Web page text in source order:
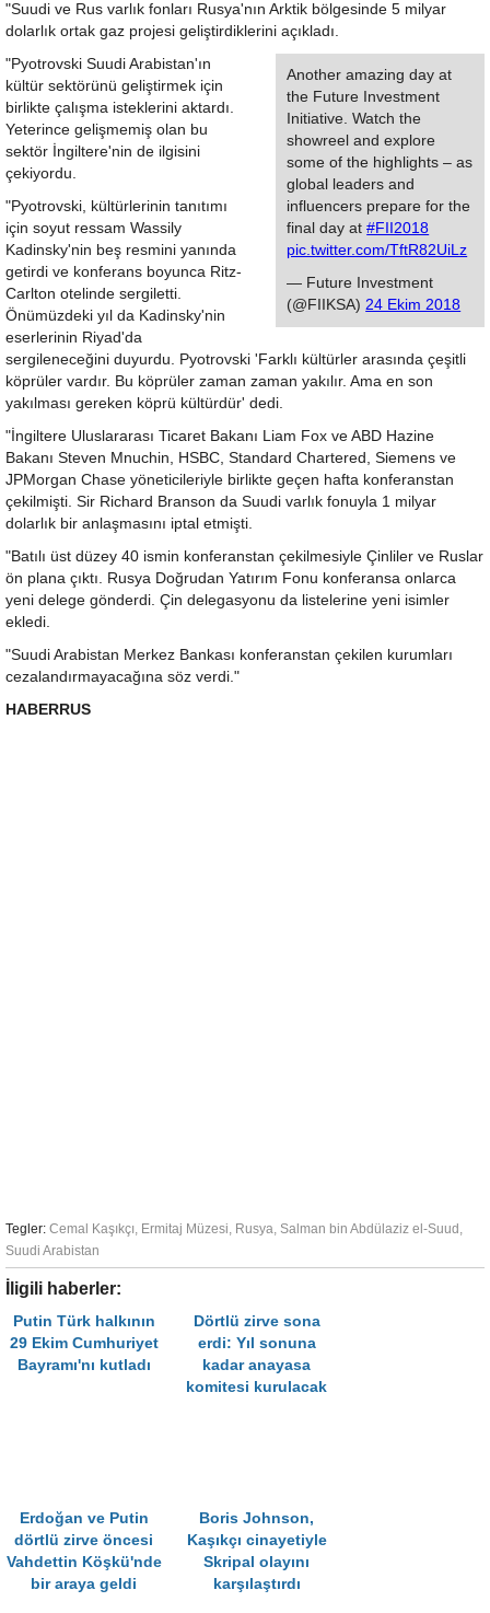
"Suudi ve Rus varlık fonları Rusya'nın Arktik bölgesinde 5 milyar
dolarlık ortak gaz projesi geliştirdiklerini açıkladı.
Another amazing day at
the Future Investment
Initiative. Watch the
showreel and explore
some of the highlights – as
global leaders and
influencers prepare for the
final day at#FII2018
pic.twitter.com/TftR82UiLz
— Future Investment
(@FIIKSA)24 Ekim 2018
"Pyotrovski Suudi Arabistan'ın
kültür sektörünü geliştirmek için
birlikte çalışma isteklerini aktardı.
Yeterince gelişmemiş olan bu
sektör İngiltere'nin de ilgisini
çekiyordu.
"Pyotrovski, kültürlerinin tanıtımı
için soyut ressam Wassily
Kadinsky'nin beş resmini yanında
getirdi ve konferans boyunca Ritz-
Carlton otelinde sergiletti.
Önümüzdeki yıl da Kadinsky'nin
eserlerinin Riyad'da
sergileneceğini duyurdu. Pyotrovski 'Farklı kültürler arasında çeşitli
köprüler vardır. Bu köprüler zaman zaman yakılır. Ama en son
yakılması gereken köprü kültürdür' dedi.
"İngiltere Uluslararası Ticaret Bakanı Liam Fox ve ABD Hazine
Bakanı Steven Mnuchin, HSBC, Standard Chartered, Siemens ve
JPMorgan Chase yöneticileriyle birlikte geçen hafta konferanstan
çekilmişti. Sir Richard Branson da Suudi varlık fonuyla 1 milyar
dolarlık bir anlaşmasını iptal etmişti.
"Batılı üst düzey 40 ismin konferanstan çekilmesiyle Çinliler ve Ruslar
ön plana çıktı. Rusya Doğrudan Yatırım Fonu konferansa onlarca
yeni delege gönderdi. Çin delegasyonu da listelerine yeni isimler
ekledi.
"Suudi Arabistan Merkez Bankası konferanstan çekilen kurumları
cezalandırmayacağına söz verdi."
HABERRUS
Tegler: Cemal Kaşıkçı, Ermitaj Müzesi, Rusya, Salman bin Abdülaziz el-Suud ,
Suudi Arabistan
İligili haberler:
Putin Türk halkının
29 Ekim Cumhuriyet
Bayramı'nı kutladı
Dörtlü zirve sona
erdi: Yıl sonuna
kadar anayasa
komitesi kurulacak
Erdoğan ve Putin
dörtlü zirve öncesi
Vahdettin Köşkü'nde
bir araya geldi
Boris Johnson,
Kaşıkçı cinayetiyle
Skripal olayını
karşılaştırdı